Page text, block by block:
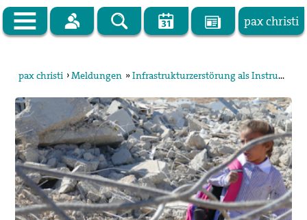
pax christi
Vor Ort
Themen
Kampagnen
Publikationen
pax christi ›Meldungen »Infrastrukturzerstörung als Instrument der Vertreibung in Palästina